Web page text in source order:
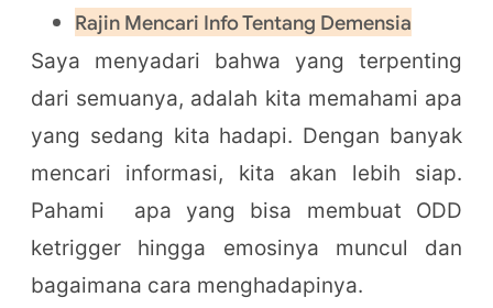
Rajin Mencari Info Tentang Demensia
Saya menyadari bahwa yang terpenting
dari semuanya, adalah kita memahami apa
yang sedang kita hadapi. Dengan banyak
mencari informasi, kita akan lebih siap.
Pahami apa yang bisa membuat ODD
ketrigger hingga emosinya muncul dan
bagaimana cara menghadapinya.